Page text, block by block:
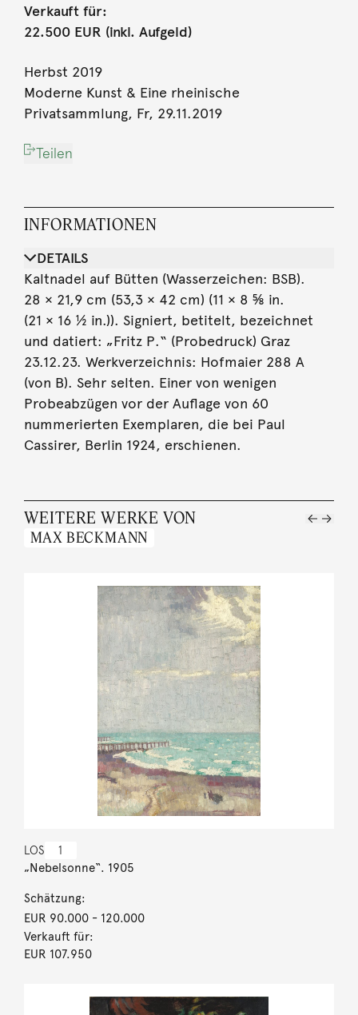
Verkauft für:
22.500 EUR (inkl. Aufgeld)
Herbst 2019
Moderne Kunst & Eine rheinische
Privatsammlung, Fr, 29.11.2019
Teilen
INFORMATIONEN
DETAILS
Kaltnadel auf Bütten (Wasserzeichen: BSB).
28 × 21,9 cm (53,3 × 42 cm) (11 × 8 ⅝ in.
(21 × 16 ½ in.)). Signiert, betitelt, bezeichnet
und datiert: „Fritz P.“ (Probedruck) Graz
23.12.23. Werkverzeichnis: Hofmaier 288 A
(von B). Sehr selten. Einer von wenigen
Probeabzügen vor der Auflage von 60
nummerierten Exemplaren, die bei Paul
Cassirer, Berlin 1924, erschienen.
WEITERE WERKE VON
MAX BECKMANN
LOS 1
„Nebelsonne“. 1905
Schätzung:
EUR 90.000- 120.000
Verkauft für:
EUR 107.950